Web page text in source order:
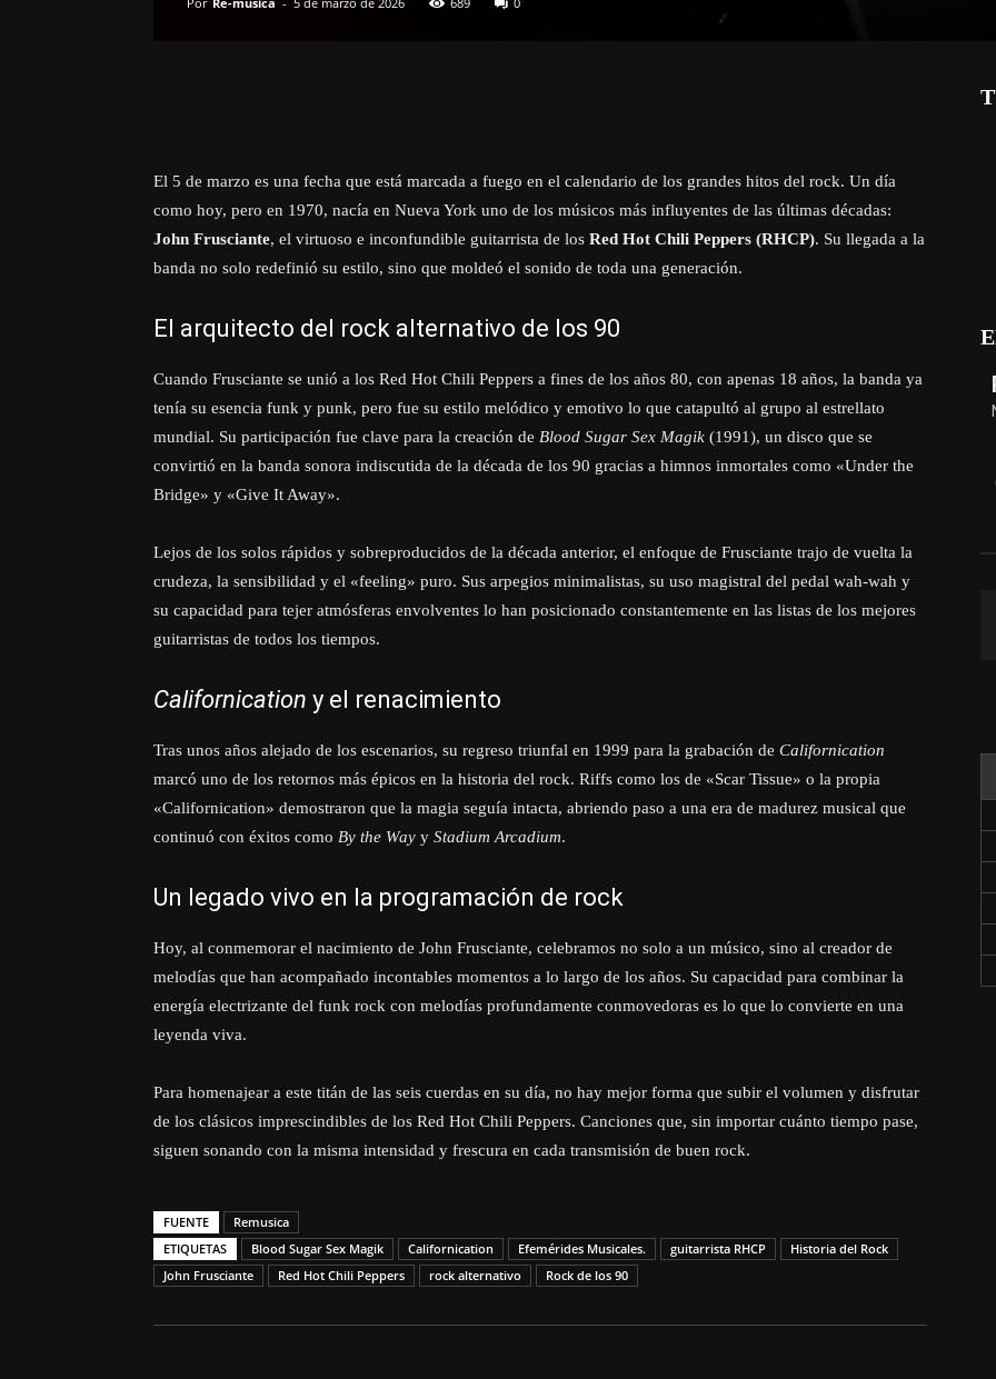
El 5 de marzo es una fecha que está marcada a fuego en el calendario de los grandes hitos del rock. Un día
como hoy, pero en 1970, nacía en Nueva York uno de los músicos más influyentes de las últimas décadas:
John Frusciante, el virtuoso e inconfundible guitarrista de los Red Hot Chili Peppers (RHCP). Su llegada a la
banda no solo redefinió su estilo, sino que moldeó el sonido de toda una generación.
El arquitecto del rock alternativo de los 90
Cuando Frusciante se unió a los Red Hot Chili Peppers a fines de los años 80, con apenas 18 años, la banda ya
tenía su esencia funk y punk, pero fue su estilo melódico y emotivo lo que catapultó al grupo al estrellato
mundial. Su participación fue clave para la creación de Blood Sugar Sex Magik (1991), un disco que se
convirtió en la banda sonora indiscutida de la década de los 90 gracias a himnos inmortales como «Under the
Bridge» y «Give It Away».
Lejos de los solos rápidos y sobreproducidos de la década anterior, el enfoque de Frusciante trajo de vuelta la
crudeza, la sensibilidad y el «feeling» puro. Sus arpegios minimalistas, su uso magistral del pedal wah-wah y
su capacidad para tejer atmósferas envolventes lo han posicionado constantemente en las listas de los mejores
guitarristas de todos los tiempos.
Californication y el renacimiento
Tras unos años alejado de los escenarios, su regreso triunfal en 1999 para la grabación de Californication
marcó uno de los retornos más épicos en la historia del rock. Riffs como los de «Scar Tissue» o la propia
«Californication» demostraron que la magia seguía intacta, abriendo paso a una era de madurez musical que
continuó con éxitos como By the Way y Stadium Arcadium.
Un legado vivo en la programación de rock
Hoy, al conmemorar el nacimiento de John Frusciante, celebramos no solo a un músico, sino al creador de
melodías que han acompañado incontables momentos a lo largo de los años. Su capacidad para combinar la
energía electrizante del funk rock con melodías profundamente conmovedoras es lo que lo convierte en una
leyenda viva.
Para homenajear a este titán de las seis cuerdas en su día, no hay mejor forma que subir el volumen y disfrutar
de los clásicos imprescindibles de los Red Hot Chili Peppers. Canciones que, sin importar cuánto tiempo pase,
siguen sonando con la misma intensidad y frescura en cada transmisión de buen rock.
FUENTE
Remusica
ETIQUETAS
Blood Sugar Sex Magik Californication Efemérides Musicales. guitarrista RHCP
Historia del Rock
John Frusciante
Red Hot Chili Peppers rock alternativo Rock de los 90